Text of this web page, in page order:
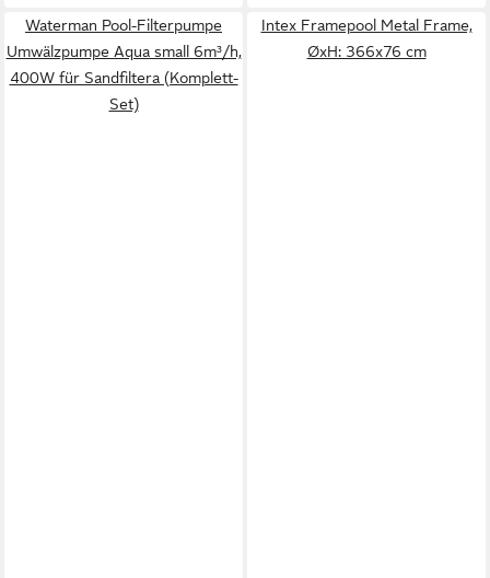
Waterman Pool-Filterpumpe
Umwälzpumpe Aqua small 6m³/h,
400W für Sandfiltera (Komplett-
Set)
Intex Framepool Metal Frame,
ØxH: 366x76 cm